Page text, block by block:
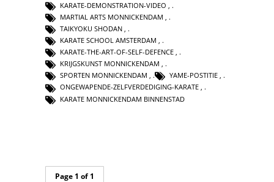
KARATE-DEMONSTRATION-VIDEO ,
MARTIAL ARTS MONNICKENDAM ,
TAIKYOKU SHODAN ,
KARATE SCHOOL AMSTERDAM ,
KARATE-THE-ART-OF-SELF-DEFENCE ,
KRIJGSKUNST MONNICKENDAM ,
SPORTEN MONNICKENDAM , YAME-POSTITIE ,
ONGEWAPENDE-ZELFVERDEDIGING-KARATE ,
KARATE MONNICKENDAM BINNENSTAD
Page 1 of 1